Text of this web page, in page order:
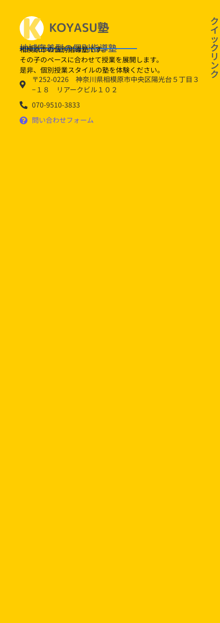
地域密着型の個別指導塾
相模原市の個別指導塾です。
その子のペースに合わせて授業を展開します。
是非、個別授業スタイルの塾を体験ください。
〒252-0226 神奈川県相模原市中央区陽光台５丁目３
−１８ リアークビル１０２
070-9510-3833
問い合わせフォーム
ク
イ
ッ
ク
リ
ン
ク